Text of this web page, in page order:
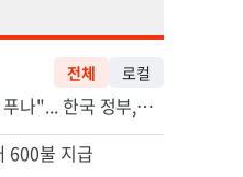
전체 로컬
"65세 복수국적 빗장 푸나"... 한국 정부, 연령 완화 전면 추진
600불 지급